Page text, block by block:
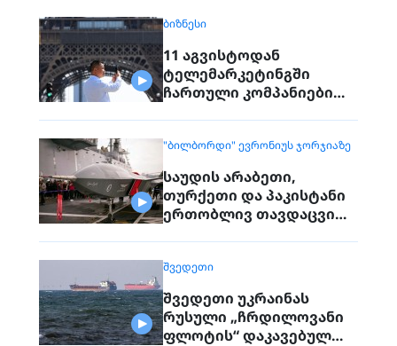
გაქრა თურანული ვეფხვი
ᲑᲘᲖᲜᲔᲡᲘ
11 აგვისტოდან
ტელემარკეტინგში
ჩართული კომპანიები
მოქალაქეებს
"ᲑᲘᲚᲑᲝᲠᲓᲘ" ᲔᲕᲠᲝᲜᲘᲣᲡ ᲯᲝᲠᲯᲘᲐᲖᲔ
საუდის არაბეთი,
თურქეთი და პაკისტანი
ერთობლივ თავდაცვით
ᲨᲕᲔᲓᲔᲗᲘ
შვედეთი უკრაინას
რუსული „ჩრდილოვანი
ფლოტის“ დაკავებულ